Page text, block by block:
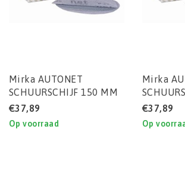
Mirka AUTONET
SCHUURSCHIJF 150 MM
P500 (DOOS) 50STUKS
€37,89
Op voorraad
Mirka
P600
€37,89
Op